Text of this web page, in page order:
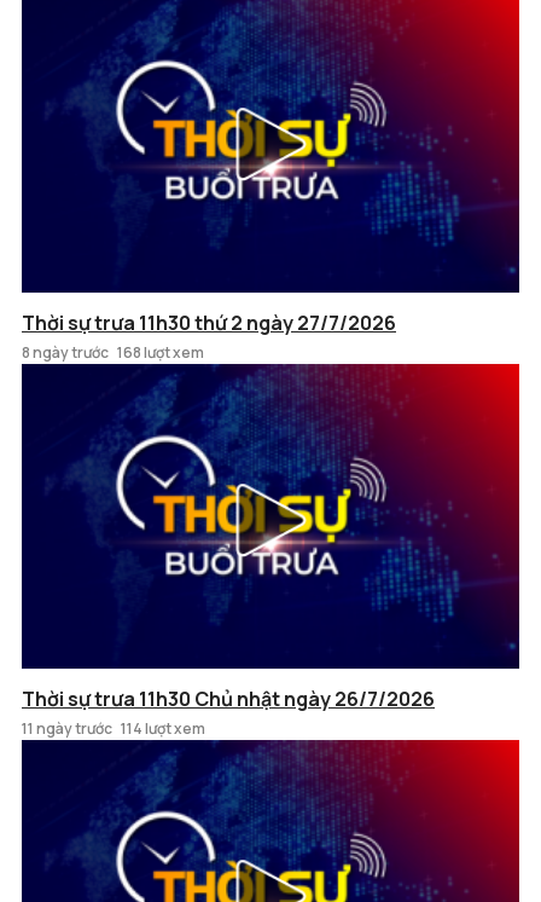
Thời sự trưa 11h30 thứ 2 ngày 27/7/2026
8 ngày trước 168 lượt xem
Thời sự trưa 11h30 Chủ nhật ngày 26/7/2026
11 ngày trước 114 lượt xem